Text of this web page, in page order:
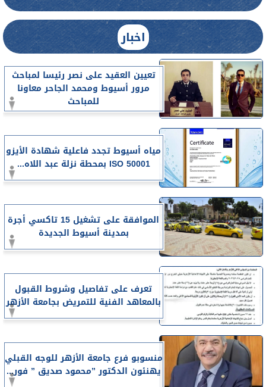
اخبار
تعيين العقيد على نصر رئيسا لمباحث
مرور أسيوط ومحمد الجاحر معاونا
للمباحث
مياه أسيوط تجدد فاعلية شهادة الأيزو
ISO 50001 بمحطة نزلة عبد اللاه...
الموافقة على تشغيل 15 تاكسي أجرة
بمدينة أسيوط الجديدة
تعرف على تفاصيل وشروط القبول
بالمعاهد الفنية للتمريض بجامعة الأزهر
منسوبو فرع جامعة الأزهر للوجه القبلي
يهنئون الدكتور ”محمود صديق ” فور...